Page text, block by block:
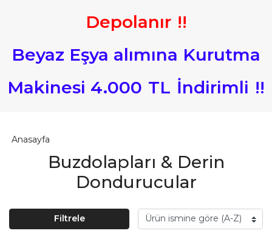
Depolanır !!
Beyaz Eşya alımına Kurutma
Makinesi 4.000 TL İndirimli !!
Buzdolapları & Derin
Dondurucular
Anasayfa
Filtrele